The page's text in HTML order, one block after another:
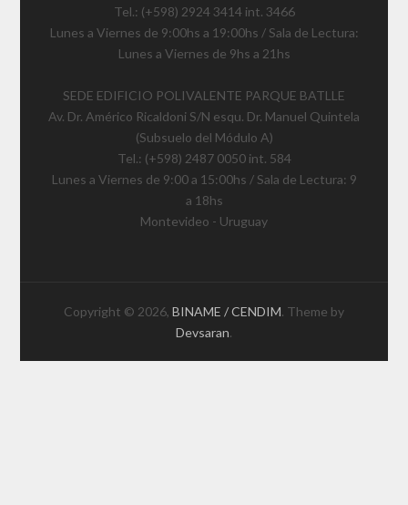
Tel.: (+598) 2924 3414 int. 3466
Lunes a Viernes de 9:00hs a 19:00hs / Sala de Lectura:
Lunes a Viernes de 9hs a 21hs
SEDE EDIFICIO POLIVALENTE PARQUE BATLLE
Av. Dr. Américo Ricaldoni S/N esqu. Dr. Manuel Quintela
(Subsuelo del Módulo A)
Tel.: (+598) 2487 0050 int. 584
Lunes a Viernes de 9:00 a 15:00hs / Sala de Lectura: 9
a 18hs
Montevideo - Uruguay
Copyright © 2026, BINAME / CENDIM. Theme by
Devsaran.